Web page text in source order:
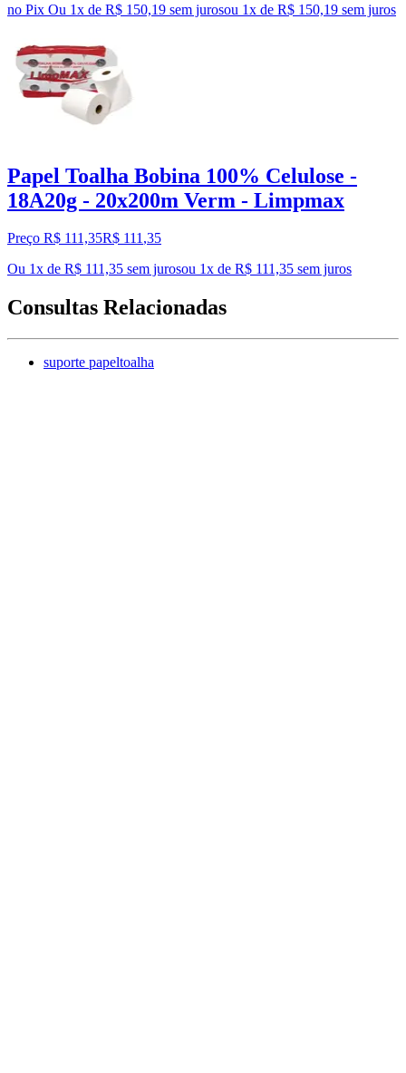
no Pix Ou 1x de R$ 150,19 sem jurosou 1x de R$ 150,19 sem juros
Papel Toalha Bobina 100% Celulose -
18A20g - 20x200m Verm - Limpmax
Preço R$ 111,35R$ 111,35
Ou 1x de R$ 111,35 sem jurosou 1x de R$ 111,35 sem juros
Consultas Relacionadas
suporte papeltoalha